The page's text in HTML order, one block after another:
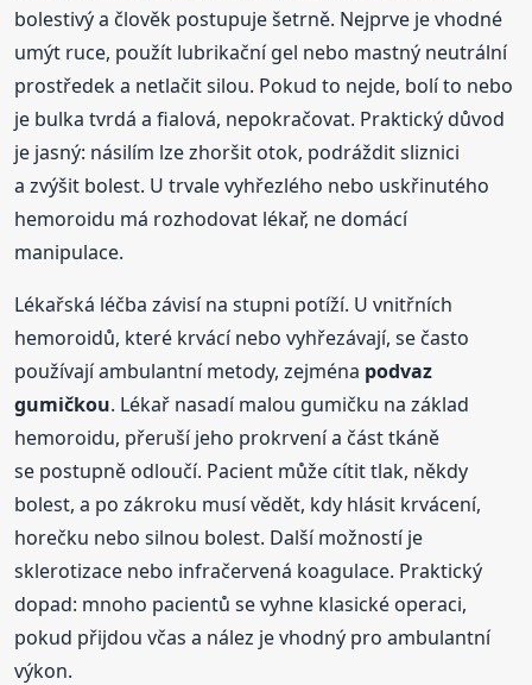
bolestivý a člověk postupuje šetrně. Nejprve je vhodné
umýt ruce, použít lubrikační gel nebo mastný neutrální
prostředek a netlačit silou. Pokud to nejde, bolí to nebo
je bulka tvrdá a fialová, nepokračovat. Praktický důvod
je jasný: násilím lze zhoršit otok, podráždit sliznici
a zvýšit bolest. U trvale vyhřezlého nebo uskřinutého
hemoroidu má rozhodovat lékař, ne domácí
manipulace.
Lékařská léčba závisí na stupni potíží. U vnitřních
hemoroidů, které krvácí nebo vyhřezávají, se často
používají ambulantní metody, zejména podvaz
gumičkou. Lékař nasadí malou gumičku na základ
hemoroidu, přeruší jeho prokrvení a část tkáně
se postupně odloučí. Pacient může cítit tlak, někdy
bolest, a po zákroku musí vědět, kdy hlásit krvácení,
horečku nebo silnou bolest. Další možností je
sklerotizace nebo infračervená koagulace. Praktický
dopad: mnoho pacientů se vyhne klasické operaci,
pokud přijdou včas a nález je vhodný pro ambulantní
výkon.